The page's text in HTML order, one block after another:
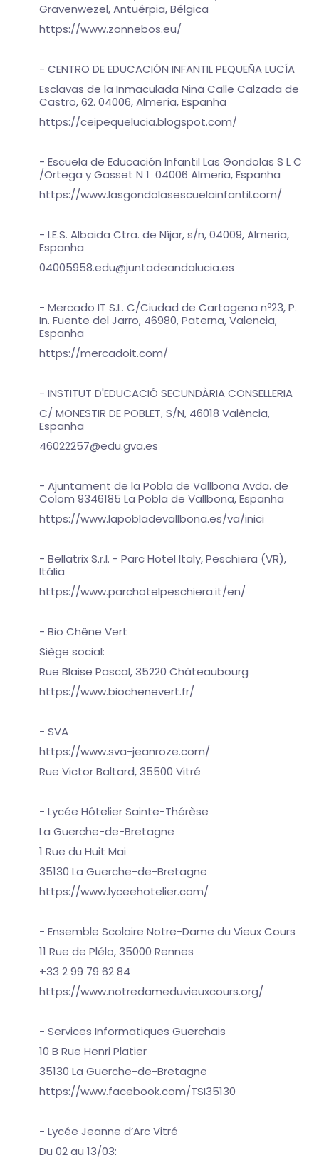
Gravenwezel, Antuérpia, Bélgica
https://www.zonnebos.eu/
- CENTRO DE EDUCACIÓN INFANTIL PEQUEÑA LUCÍA
Esclavas de la Inmaculada Ninã Calle Calzada de
Castro, 62. 04006, Almería, Espanha
https://ceipequelucia.blogspot.com/
- Escuela de Educación Infantil Las Gondolas S L C
/Ortega y Gasset N 1 04006 Almeria, Espanha
https://www.lasgondolasescuelainfantil.com/
- I.E.S. Albaida Ctra. de Níjar, s/n, 04009, Almeria,
Espanha
04005958.edu@juntadeandalucia.es
- Mercado IT S.L. C/Ciudad de Cartagena nº23, P.
In. Fuente del Jarro, 46980, Paterna, Valencia,
Espanha
https://mercadoit.com/
- INSTITUT D'EDUCACIÓ SECUNDÀRIA CONSELLERIA
C/ MONESTIR DE POBLET, S/N, 46018 València,
Espanha
46022257@edu.gva.es
- Ajuntament de la Pobla de Vallbona Avda. de
Colom 9346185 La Pobla de Vallbona, Espanha
https://www.lapobladevallbona.es/va/inici
- Bellatrix S.r.l. - Parc Hotel Italy, Peschiera (VR),
Itália
https://www.parchotelpeschiera.it/en/
- Bio Chêne Vert
Siège social:
Rue Blaise Pascal, 35220 Châteaubourg
https://www.biochenevert.fr/
- SVA
https://www.sva-jeanroze.com/
Rue Victor Baltard, 35500 Vitré
- Lycée Hôtelier Sainte-Thérèse
La Guerche-de-Bretagne
1 Rue du Huit Mai
35130 La Guerche-de-Bretagne
https://www.lyceehotelier.com/
- Ensemble Scolaire Notre-Dame du Vieux Cours
11 Rue de Plélo, 35000 Rennes
+33 2 99 79 62 84
https://www.notredameduvieuxcours.org/
- Services Informatiques Guerchais
10 B Rue Henri Platier
35130 La Guerche-de-Bretagne
https://www.facebook.com/TSI35130
- Lycée Jeanne d’Arc Vitré
Du 02 au 13/03: